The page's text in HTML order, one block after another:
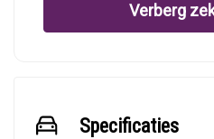
Verberg
Specificaties